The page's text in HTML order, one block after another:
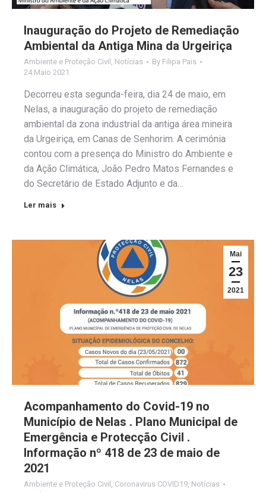
Inauguração do Projeto de Remediação
Ambiental da Antiga Mina da Urgeiriça
Ambiente e Proteção Civil Notícias By Filipa Pais
24 Maio 2021
Decorreu esta segunda-feira, dia 24 de maio, em
Nelas, a inauguração do projeto de remediação
ambiental da zona industrial da antiga área mineira
da Urgeiriça, em Canas de Senhorim. A cerimónia
contou com a presença do Ministro do Ambiente e
da Ação Climática, João Pedro Matos Fernandes e
do Secretário de Estado Adjunto e da…
Ler mais
Mai
23
2021
Acompanhamento do Covid-19 no
Município de Nelas . Plano Municipal de
Emergência e Protecção Civil .
Informação nº 418 de 23 de maio de
2021
Ambiente e Proteção Civil Coronavirus COVID19 Notícias